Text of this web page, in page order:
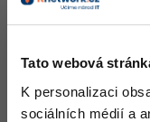
Tato webová
K personalizaci
sociálních médií a
SEO -30%
UX
Adobe
Adobe XD
Adobe
Pro firmy
A to je všetko